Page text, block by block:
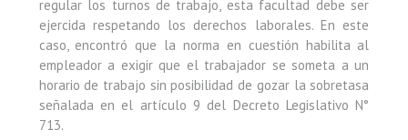
regular los turnos de trabajo, esta facultad debe ser
ejercida respetando los derechos laborales. En este
caso, encontró que la norma en cuestión habilita al
empleador a exigir que el trabajador se someta a un
horario de trabajo sin posibilidad de gozar la sobretasa
señalada en el artículo 9 del Decreto Legislativo N°
713.